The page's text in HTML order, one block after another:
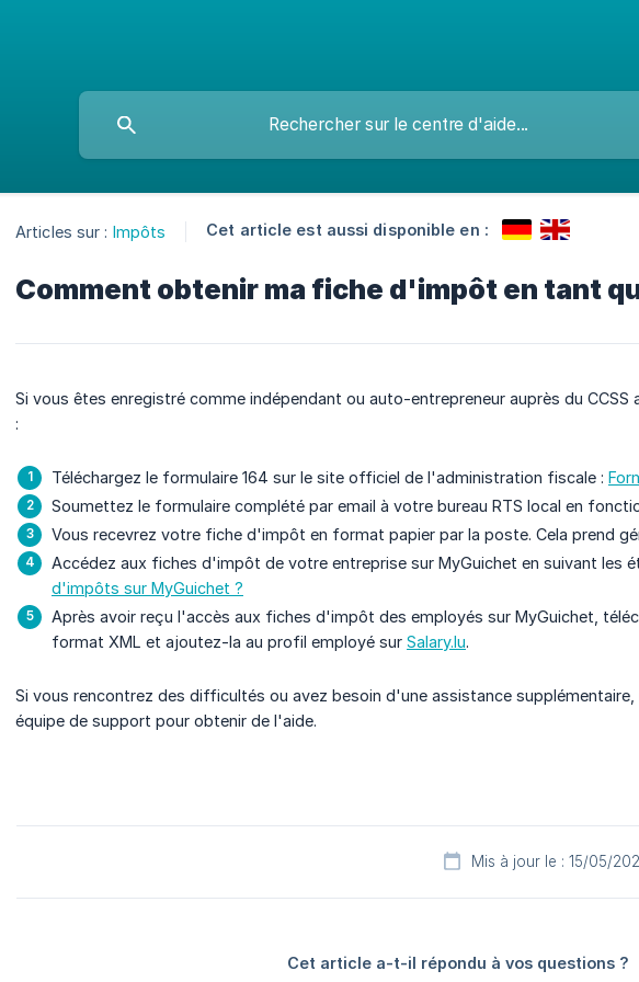
Articles sur : Impôts Cet article est aussi disponible en :
Comment obtenir ma fiche d'impôt en tant
Si vous êtes enregistré comme indépendant ou auto-entrepreneur auprès du
:
Téléchargez le formulaire 164 sur le site officiel de l'administration fiscale :
Soumettez le formulaire complété par email à votre bureau RTS local en
Vous recevrez votre fiche d'impôt en format papier par la poste. Cela prend
Accédez aux fiches d'impôt de votre entreprise sur MyGuichet en suivant les
d'impôts sur MyGuichet ?
Après avoir reçu l'accès aux fiches d'impôt des employés sur MyGuichet,
format XML et ajoutez-la au profil employé sur Salary.lu.
Si vous rencontrez des difficultés ou avez besoin d'une assistance
équipe de support pour obtenir de l'aide.
Mis à jour le : 15/05/
Cet article a-t-il répondu à vos questions ?